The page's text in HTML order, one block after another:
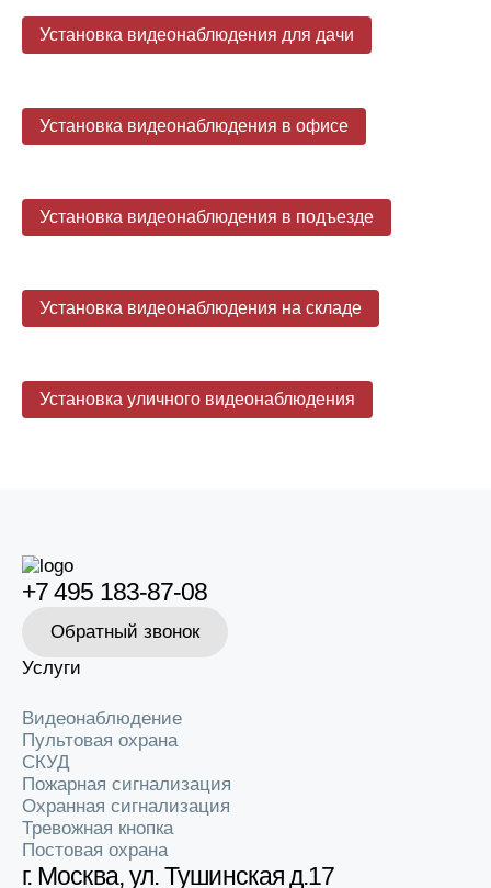
Установка видеонаблюдения для дачи
Установка видеонаблюдения в офисе
Установка видеонаблюдения в подъезде
Установка видеонаблюдения на складе
Установка уличного видеонаблюдения
+7 495 183-87-08
Обратный звонок
Услуги
Видеонаблюдение
Пультовая охрана
СКУД
Пожарная сигнализация
Охранная сигнализация
Тревожная кнопка
Постовая охрана
г. Москва, ул. Тушинская д.17